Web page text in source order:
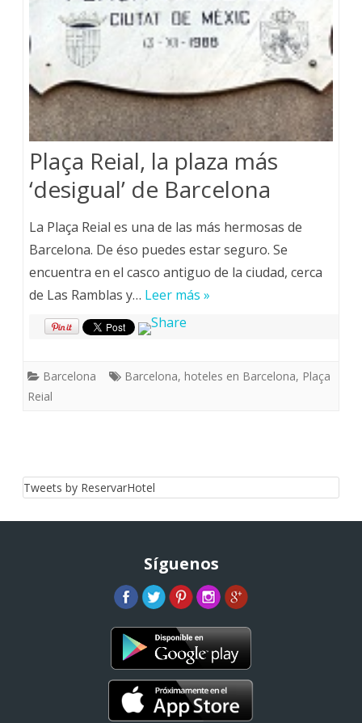
Plaça Reial, la plaza más
‘desigual’ de Barcelona
La Plaça Reial es una de las más hermosas de
Barcelona. De éso puedes estar seguro. Se
encuentra en el casco antiguo de la ciudad, cerca
de Las Ramblas y… Leer más »
Barcelona Barcelona, hoteles en Barcelona, Plaça
Reial
Tweets by ReservarHotel
Síguenos